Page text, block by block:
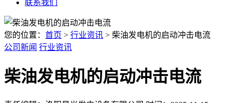
联系我们
您的位置： 首页 > 行业资讯 > 柴油发电机的启动冲击电流
公司新闻 行业资讯
柴油发电机的启动冲击电流